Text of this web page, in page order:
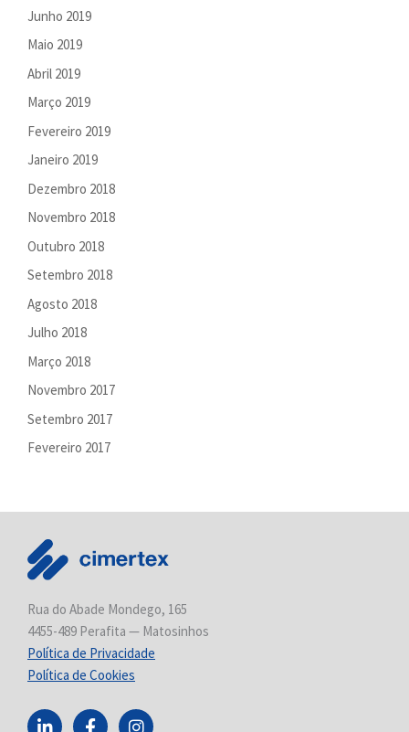
Junho 2019
Maio 2019
Abril 2019
Março 2019
Fevereiro 2019
Janeiro 2019
Dezembro 2018
Novembro 2018
Outubro 2018
Setembro 2018
Agosto 2018
Julho 2018
Março 2018
Novembro 2017
Setembro 2017
Fevereiro 2017
Rua do Abade Mondego, 165
4455-489 Perafita — Matosinhos
Política de Privacidade
Política de Cookies
L F I